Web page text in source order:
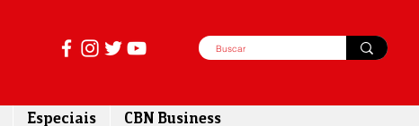
Especiais CBN Business